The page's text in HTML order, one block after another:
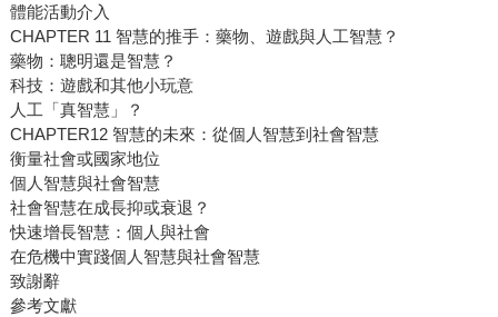
體能活動介入
CHAPTER 11 智慧的推手：藥物、遊戲與人工智慧？
藥物：聰明還是智慧？
科技：遊戲和其他小玩意
人工「真智慧」？
CHAPTER12 智慧的未來：從個人智慧到社會智慧
衡量社會或國家地位
個人智慧與社會智慧
社會智慧在成長抑或衰退？
快速增長智慧：個人與社會
在危機中實踐個人智慧與社會智慧
致謝辭
參考文獻